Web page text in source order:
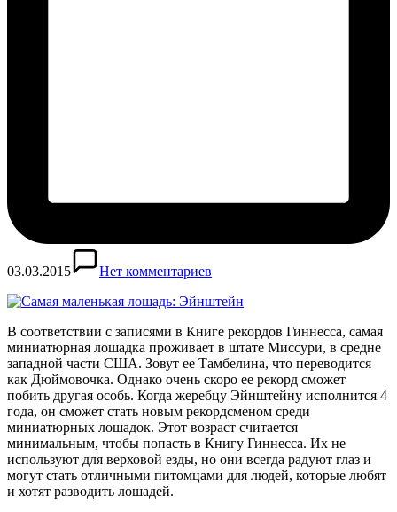
03.03.2015 Нет комментариев
В соответствии с записями в Книге рекордов Гиннесса, самая
миниатюрная лошадка проживает в штате Миссури, в средне
западной части США. Зовут ее Тамбелина, что переводится
как Дюймовочка. Однако очень скоро ее рекорд сможет
побить другая особь. Когда жеребцу Эйнштейну исполнится 4
года, он сможет стать новым рекордсменом среди
миниатюрных лошадок. Этот возраст считается
минимальным, чтобы попасть в Книгу Гиннесса. Их не
используют для верховой езды, но они всегда радуют глаз и
могут стать отличными питомцами для людей, которые любят
и хотят разводить лошадей.